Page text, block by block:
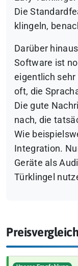
Die
klingeln,
Darüber
Software ist
eigentlich
oft, die
Die gute
nach, die
Wie
Integration.
Geräte als
Türklingel
Preisvergleich